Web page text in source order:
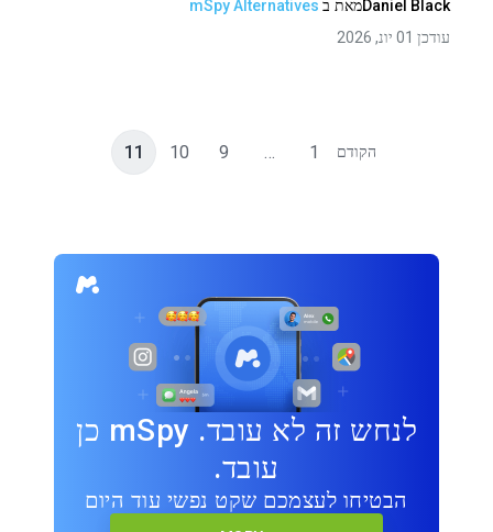
Daniel Blackמאת ב mSpy Alternatives
עודכן 01 יונ, 2026
הקודם 1
…
9
10
11
לנחש זה לא עובד. mSpy כן
עובד.
הבטיחו לעצמכם שקט נפשי עוד היום